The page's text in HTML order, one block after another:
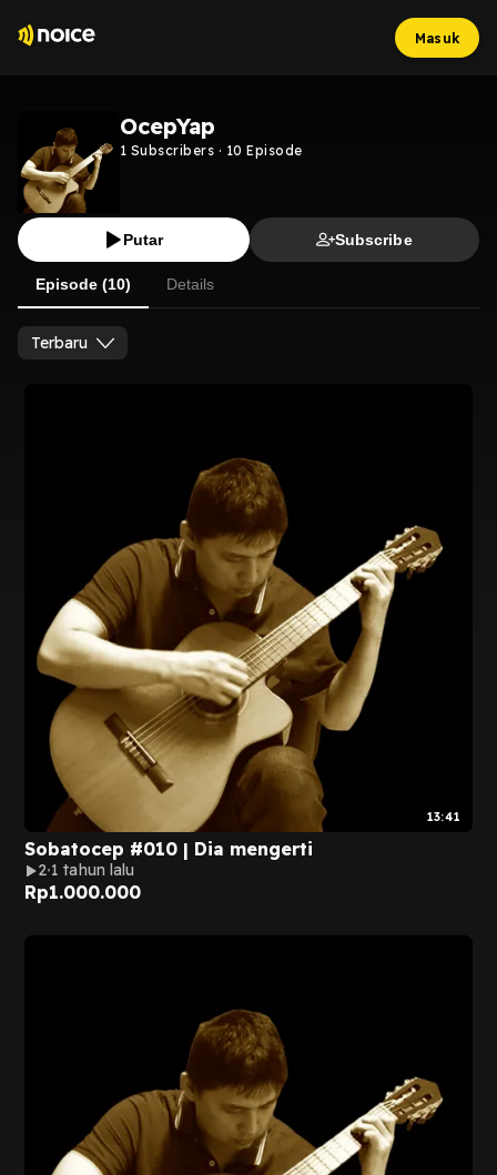
Masuk
OcepYap
1 Subscribers · 10 Episode
Putar Subscribe
Episode (10) Details
Terbaru
13:41
Sobatocep #010 | Dia mengerti
2 1 tahun lalu
Rp1.000.000